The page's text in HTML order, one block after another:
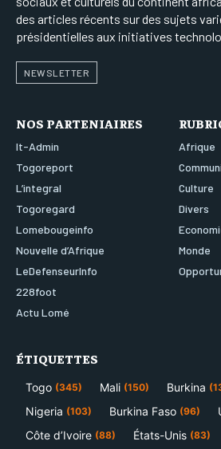
des articles récents sur des sujets
présidentielles aux initiatives
NEWSLETTER
NOS PARTENIAIRES
It-Admin
Togoreport
L’integral
Togoregard
Lomebougeinfo
Nouvelle d’Afrique
LeDefenseurInfo
228foot
Actu Lomé
Afrique
Culture
Divers
Monde
ÉTIQUETTES
Togo (345) Mali (150) Burkina
Nigeria (103) Burkina Faso (96)
Côte d’Ivoire (88) États-Unis (83)